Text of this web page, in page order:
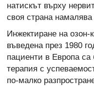
натискът върху
своя страна намалява
Инжектиране на озон-
въведена през 1980
пациенти в Европа
терапия с
по-малко